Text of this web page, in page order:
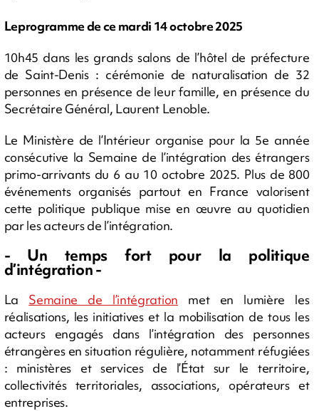
Leprogramme de ce mardi 14 octobre 2025
10h45 dans les grands salons de l’hôtel de préfecture
de Saint-Denis : cérémonie de naturalisation de 32
personnes en présence de leur famille, en présence du
Secrétaire Général, Laurent Lenoble.
Le Ministère de l’Intérieur organise pour la 5e année
consécutive la Semaine de l’intégration des étrangers
primo-arrivants du 6 au 10 octobre 2025. Plus de 800
événements organisés partout en France valorisent
cette politique publique mise en œuvre au quotidien
par les acteurs de l’intégration.
- Un temps fort pour la politique
d’intégration -
La Semaine de l’intégration met en lumière les
réalisations, les initiatives et la mobilisation de tous les
acteurs engagés dans l’intégration des personnes
étrangères en situation régulière, notamment réfugiées
: ministères et services de l’État sur le territoire,
collectivités territoriales, associations, opérateurs et
entreprises.